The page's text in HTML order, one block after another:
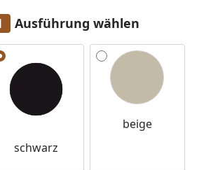
anzeigen
hinzufügen
Ausführung wählen
anzeigen (2)
schwarz
beige